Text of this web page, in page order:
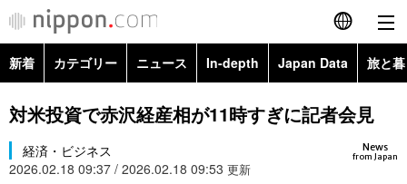
English
简体字
カテゴリー
新着 カテゴリー ニュース In-depth Japan Data 旅と
政治・外交
経済・ビジネス
Topics
Images
対米投資で赤沢経産相が11時すぎに記者会見
News
from Japan
経済・ビジネス
2026.02.18 09:37 / 2026.02.18 09:53 更新